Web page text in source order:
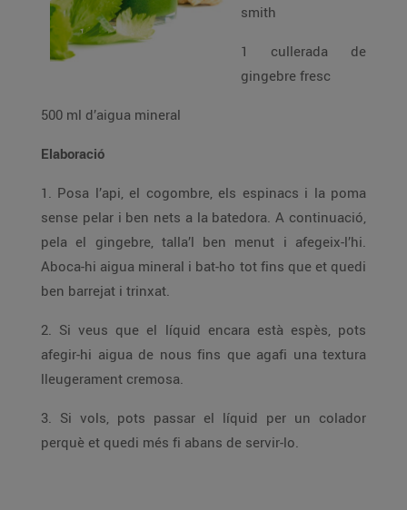
smith
1 cullerada de
gingebre fresc
500 ml d’aigua mineral
Elaboració
1. Posa l’api, el cogombre, els espinacs i la poma
sense pelar i ben nets a la batedora. A continuació,
pela el gingebre, talla’l ben menut i afegeix-l’hi.
Aboca-hi aigua mineral i bat-ho tot fins que et quedi
ben barrejat i trinxat.
2. Si veus que el líquid encara està espès, pots
afegir-hi aigua de nous fins que agafi una textura
lleugerament cremosa.
3. Si vols, pots passar el líquid per un colador
perquè et quedi més fi abans de servir-lo.